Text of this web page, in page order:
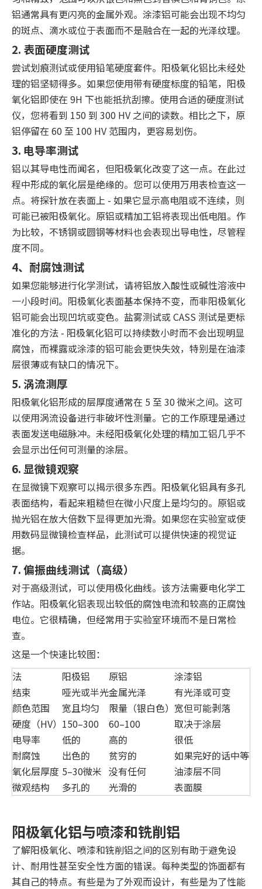
铝通常具有更闪亮的金属外观。涂漆铝可能会出现不均匀
的斑点、滴水或位于表面而不是融合在一起的光泽纹理。
2. 表面硬度测试
尝试划痕测试或使用铅笔硬度套件。阳极氧化铝比未经处
理的铝坚韧得多。如果您使用带有硬度标度的铅笔，阳极
氧化铝即使在 9H 下也能抵抗刮擦。使用合适的硬度测试
仪，您将看到 150 到 300 HV 之间的读数。相比之下，原
铝停留在 60 至 100 HV 范围内，更容易划伤。
3. 电导率测试
铝以其导电性而闻名，但阳极氧化改变了这一点。在此过
程中形成的氧化层是绝缘的。您可以使用万用表检查这一
点。将探针放在表面上 - 如果它显示高电阻或不连续，则
可能已被阳极氧化。原铝或精加工铝将表现出低电阻。作
为比较，不锈钢或圆钢等材料也会表现出导电性，尽管程
度不同。
4、耐腐蚀测试
如果您能够进行化学测试，请将铝放入酸性或碱性溶液中
一小段时间。阳极氧化表面基本保持不变，而非阳极氧化
铝可能会出现凹坑或变色。盐雾测试或 CASS 测试是更标
准化的方法 - 阳极氧化铝可以持续数小时而不会出现明显
腐蚀，而裸露或涂漆的铝可能会更快失效，特别是在油漆
层很薄或有缺口的情况下。
5. 涡流测厚
阳极氧化铝形成的层厚度通常在 5 至 30 微米之间。这可
以使用涡流设备进行非破坏性测量。它的工作原理是通过
表面发送电磁脉冲。未经阳极氧化处理的精加工铝几乎不
会显示出任何可测量的涂层。
6. 显微镜观察
在显微镜下观察可以揭示很多东西。阳极氧化铝具有多孔
表面结构，看起来粗糙但在微小尺度上是均匀的。原铝或
抛光铝在放大倍数下显得更加光滑。如果您在实验室或使
用数码显微镜检查样品，此测试可以提供快速的视觉证
据。
7. 偏振曲线测试（高级）
对于高级测试，可以使用极化曲线。该方法需要电化学工
作站。阳极氧化铝表现出较低的腐蚀电流和较高的正腐蚀
电位。它很精确，但经常用于实验室环境而不是日常检
查。
这是一个快速比较图：
法
阳极铝 原铝
涂漆铝
结束
哑光或半光金属光泽
有光泽或可变
颜色范围
宽且均匀 限量（银白色） 宽但可能剥落
硬度（HV） 150–300 60–100
取决于涂层
电导率
低的 高的
很低
耐腐蚀
出色的 贫穷的
如果完好的话中等
氧化层厚度 5–30微米 没有任何
油漆层不同
微观结构
多孔的 光滑的 表面膜
阳极氧化铝与喷漆和铣削铝
了解阳极氧化、喷漆和铣削铝之间的区别有助于避免设
计、耐用性甚至安全性方面的错误。每种类型的饰面都有
其自己的特点。有些是为了外观而设计，有些是为了性能